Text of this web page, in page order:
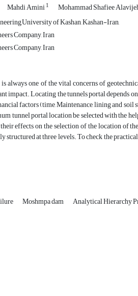
Mahdi Amini1 Mohammad Shafiee
of Kashan, Kashan-Iran,
Company, Iran
Company, Iran
always one of the vital concerns of
impact. Locating the tunnels portal depends
factors (time, Maintenance, lining and soil
tunnel portal location be selected with the
effects on the selection of the location of
at three levels. To check the
Moshmpa dam Analytical Hierarchy